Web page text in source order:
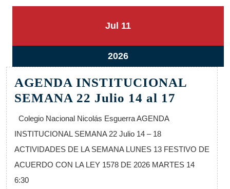
Jul 11
2026
11
202611
julio,
2026
AGENDA INSTITUCIONAL
SEMANA 22 Julio 14 al 17
22
Julio
Colegio Nacional Nicolás Esguerra AGENDA
INSTITUCIONAL SEMANA 22 Julio 14 – 18
ACTIVIDADES DE LA SEMANA LUNES 13 FESTIVO DE
ACUERDO CON LA LEY 1578 DE 2026 MARTES 14
6:30